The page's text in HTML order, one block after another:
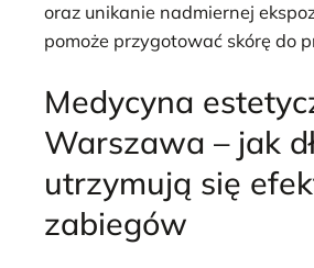
oraz unikanie nadmiernej
pomoże przygotować skórę do
Medycyna
Warszawa – jak
utrzymują się
zabiegów